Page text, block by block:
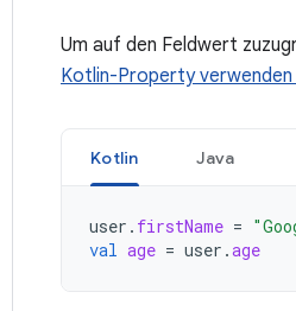
Um auf den Feldwert
Kotlin-Property verwenden
Kotlin Java
user . firstName =
val age = user .age